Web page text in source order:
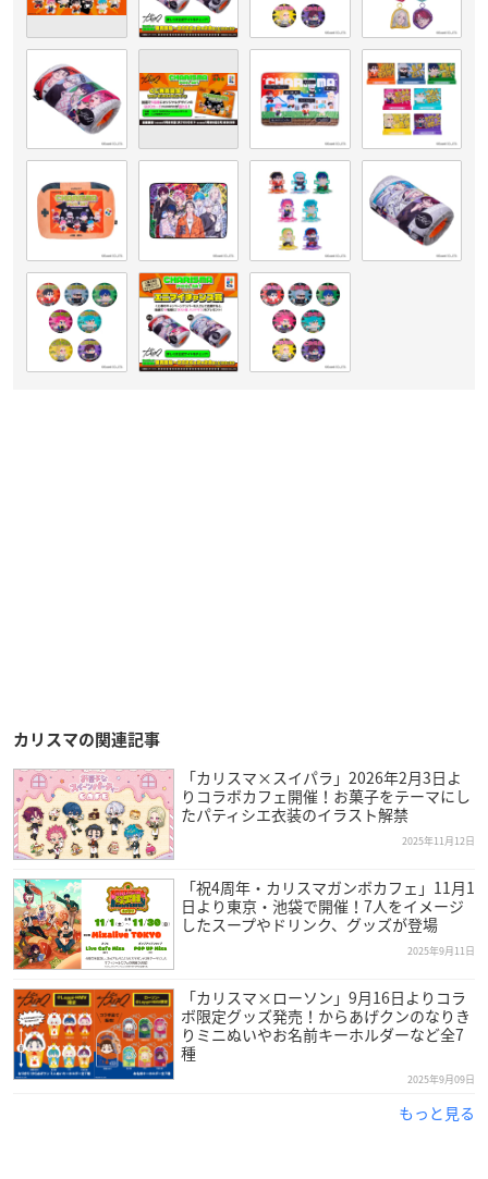
カリスマの関連記事
「カリスマ×スイパラ」2026年2月3日よ
りコラボカフェ開催！お菓子をテーマにし
たパティシエ衣装のイラスト解禁
2025年11月12日
「祝4周年・カリスマガンボカフェ」11月1
日より東京・池袋で開催！7人をイメージ
したスープやドリンク、グッズが登場
2025年9月11日
「カリスマ×ローソン」9月16日よりコラ
ボ限定グッズ発売！からあげクンのなりき
りミニぬいやお名前キーホルダーなど全7
種
2025年9月09日
もっと見る